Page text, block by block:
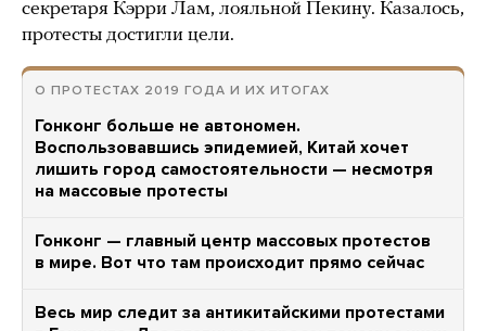
секретаря Кэрри Лам, лояльной Пекину. Казалось,
протесты достигли цели.
О ПРОТЕСТАХ 2019 ГОДА И ИХ ИТОГАХ
Гонконг больше не автономен.
Воспользовавшись эпидемией, Китай хочет
лишить город самостоятельности — несмотря
на массовые протесты
Гонконг — главный центр массовых протестов
в мире. Вот что там происходит прямо сейчас
Весь мир следит за антикитайскими протестами